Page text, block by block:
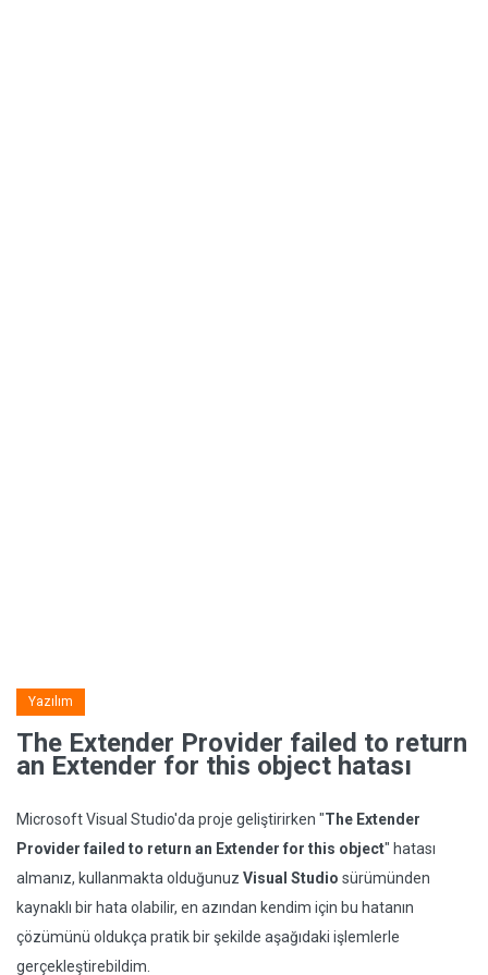
Yazılım
The Extender Provider failed to return
an Extender for this object hatası
Microsoft Visual Studio'da proje geliştirirken "The Extender
Provider failed to return an Extender for this object" hatası
almanız, kullanmakta olduğunuz Visual Studio sürümünden
kaynaklı bir hata olabilir, en azından kendim için bu hatanın
çözümünü oldukça pratik bir şekilde aşağıdaki işlemlerle
gerçekleştirebildim.